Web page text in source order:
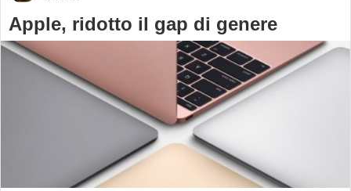
Apple, ridotto il gap di genere